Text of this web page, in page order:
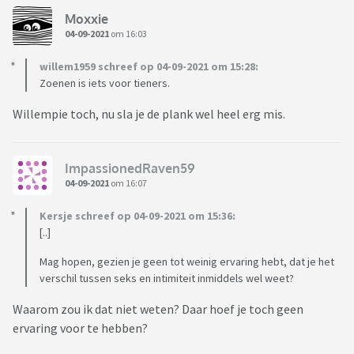
Moxxie
04-09-2021 om 16:03
willem1959 schreef op 04-09-2021 om 15:28:
Zoenen is iets voor tieners.
Willempie toch, nu sla je de plank wel heel erg mis.
ImpassionedRaven59
04-09-2021 om 16:07
Kersje schreef op 04-09-2021 om 15:36:
[..]
Mag hopen, gezien je geen tot weinig ervaring hebt, dat je het
verschil tussen seks en intimiteit inmiddels wel weet?
Waarom zou ik dat niet weten? Daar hoef je toch geen
ervaring voor te hebben?